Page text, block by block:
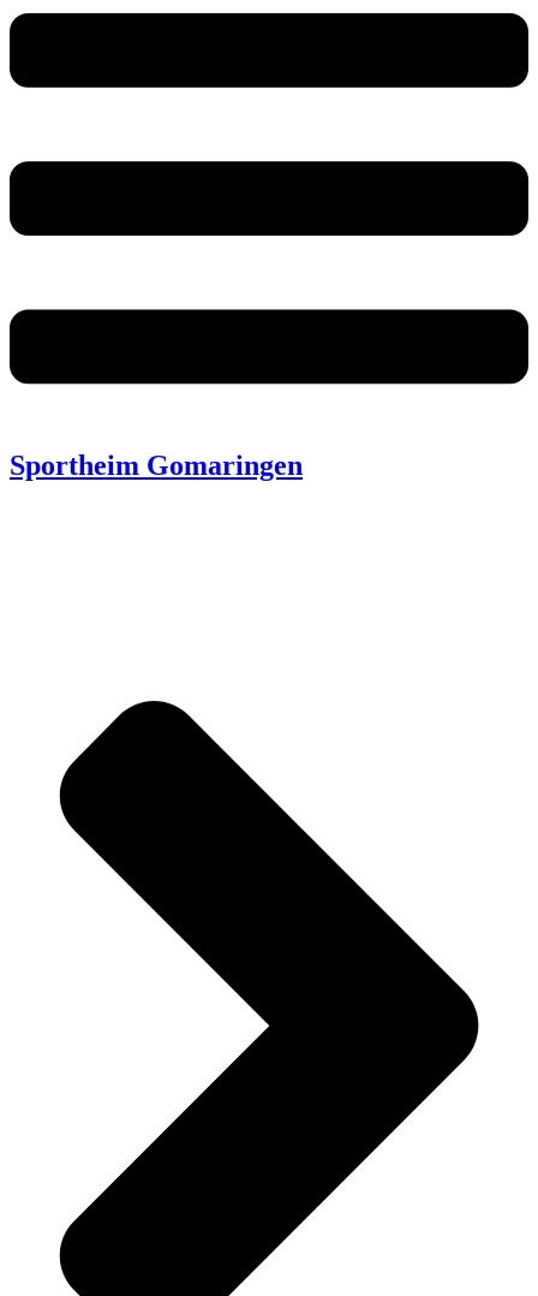
Sportheim Gomaringen